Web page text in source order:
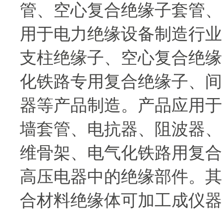
管、空心复合绝缘子套管
用于电力绝缘设备制造行
支柱绝缘子、空心复合绝
化铁路专用复合绝缘子、
器等产品制造。产品应用
墙套管、电抗器、阻波器
维骨架、电气化铁路用复
高压电器中的绝缘部件。
合材料绝缘体可加工成仪